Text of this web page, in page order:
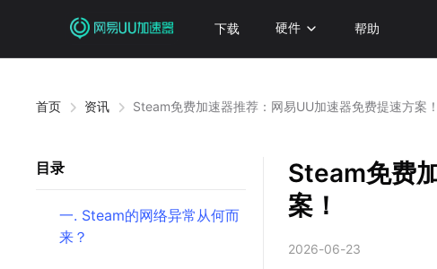
下载 硬件 帮助
首页 资讯 Steam免费加速器推荐：网易UU加速器免费提速方案！
目录
一. Steam的网络异常从何而
来？
Steam免费
案！
2026-06-23